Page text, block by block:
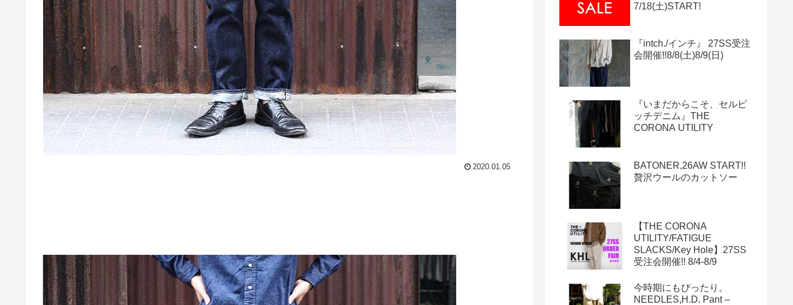
2020.01.05
7/18(土)START!
『intch./インチ』 27SS受注
会開催!!8/8(土)8/9(日)
『いまだからこそ、セルビ
ッチデニム』THE
CORONA UTILITY
BATONER,26AW START!!
贅沢ウールのカットソー
【THE CORONA
UTILITY/FATIGUE
SLACKS/Key Hole】27SS
受注会開催!! 8/4-8/9
今時期にもぴったり。
NEEDLES,H.D. Pant –